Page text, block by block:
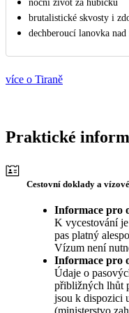
noční život za hubičku
brutalistické skvosty i
dechberoucí lanovka nad
více o Tiraně
Praktické
Cestovní doklady a
Informace pro
K vycestování
pas platný
Vízum není
Informace pro
Údaje o
přibližných lhůt
jsou k dispozici
(ministerstvo